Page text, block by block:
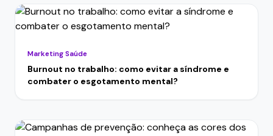
Marketing Saúde
Burnout no trabalho: como evitar a síndrome e
combater o esgotamento mental?